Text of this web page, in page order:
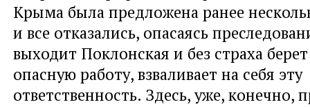
Крыма была предложена ранее
и все отказались, опасаясь
выходит Поклонская и без страха
опасную работу, взваливает на себя эту
ответственность. Здесь, уже, конечно,